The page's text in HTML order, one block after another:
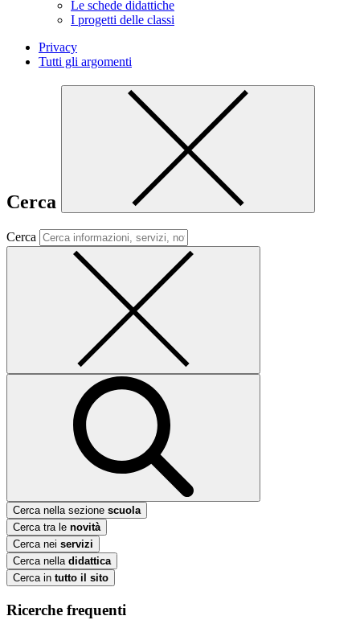
Le schede didattiche
I progetti delle classi
Privacy
Tutti gli argomenti
Cerca
Cerca
Cerca nella sezione scuola
Cerca tra le novità
Cerca nei servizi
Cerca nella didattica
Cerca in tutto il sito
Ricerche frequenti